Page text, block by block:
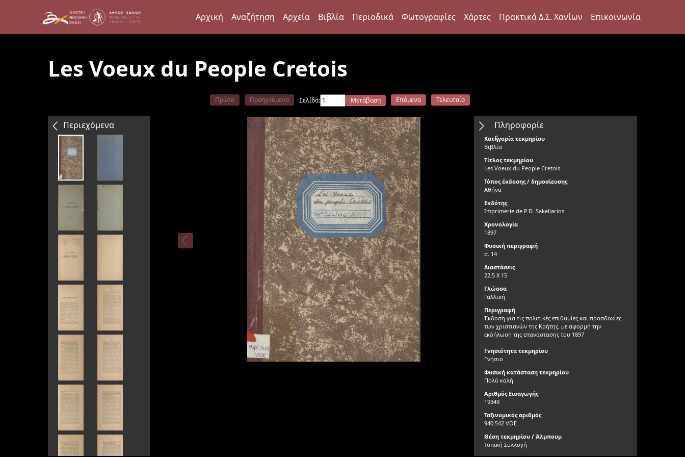
Αρχική Αναζήτηση Αρχεία Βιβλία Περιοδικά Φωτογραφίες Χάρτες Πρακτικά Δ.Σ. Χανίων Επικοινωνία
Les Voeux du People Cretois
Περιεχόμενα
Πρώτο Προηγούμενο Σελίδα: Μετάβαση Επόμενο Τελευταίο
Πληροφορίε
ς
Κατηγορία τεκμηρίου
Βιβλία
Τίτλος τεκμηρίου
Les Voeux du People Cretois
Τόπος έκδοσης / δημοσίευσης
Αθήνα
Εκδότης
Imprimerie de P.D. Sakellarios
Χρονολογία
1897
Φυσική περιγραφή
σ. 14
Διαστάσεις
22,5 X 15
Γλώσσα
Γαλλική
Περιγραφή
Έκδοση για τις πολιτικές επιθυμίες και προσδοκίες
των χριστιανών της Κρήτης, με αφορμή την
εκδήλωση της επανάστασης του 1897
Γνησιότητα τεκμηρίου
Γνήσιο
Φυσική κατάσταση τεκμηρίου
Πολύ καλή
Αριθμός Εισαγωγής
19349
Ταξινομικός αριθμός
940.542 VΟΕ
Θέση τεκμηρίου / Άλμπουμ
Τοπική Συλλογή